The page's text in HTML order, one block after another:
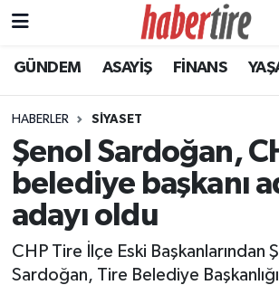
GÜNDEM ASAYİŞ FİNANS
HABERLER SİYASET
Şenol Sardoğan,
belediye başkanı
adayı oldu
CHP Tire İlçe Eski Başkanlarından
Sardoğan, Tire Belediye
Tire Nöbetçi Eczaneler
Tire Hava Durumu
Tire Trafik Yoğunluk Haritası
Süper Lig Puan Durumu ve
Tüm Manşetler